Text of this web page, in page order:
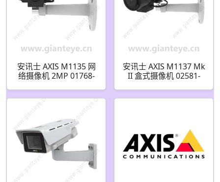
安讯士 AXIS M1135 网
络摄像机 2MP 01768-
安讯士 AXIS M1137 Mk
II 盒式摄像机 02581-